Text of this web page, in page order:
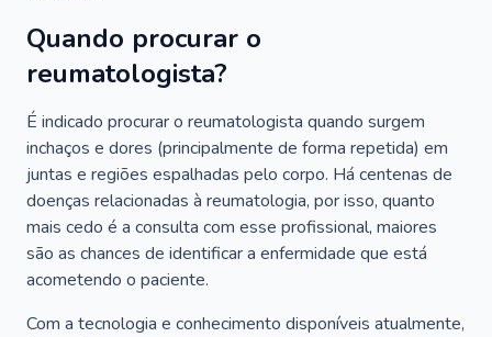
Quando procurar o
reumatologista?
É indicado procurar o reumatologista quando surgem
inchaços e dores (principalmente de forma repetida) em
juntas e regiões espalhadas pelo corpo. Há centenas de
doenças relacionadas à reumatologia, por isso, quanto
mais cedo é a consulta com esse profissional, maiores
são as chances de identificar a enfermidade que está
acometendo o paciente.
Com a tecnologia e conhecimento disponíveis atualmente,